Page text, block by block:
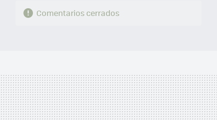
Comentarios cerrados